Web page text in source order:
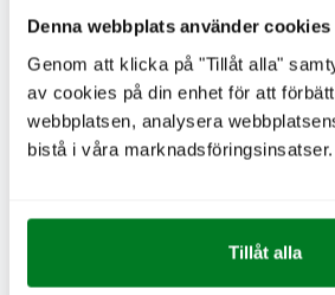
Denna webbplats använder cookies
Genom att klicka på "Tillåt alla"
av cookies på din enhet för att
webbplatsen, analysera
bistå i våra marknadsföringsinsatser.
Tillåt alla
Hjärtstartare